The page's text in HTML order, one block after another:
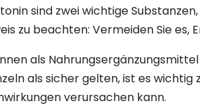
sind zwei wichtige
zu beachten: Vermeiden Sie
als
als sicher gelten, ist es
verursachen kann.